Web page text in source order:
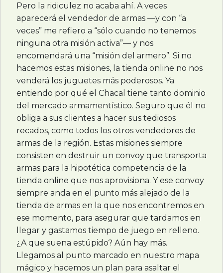
Pero la ridiculez no acaba ahí. A veces
aparecerá el vendedor de armas —y con “a
veces” me refiero a “sólo cuando no tenemos
ninguna otra misión activa”— y nos
encomendará una “misión del armero”. Si no
hacemos estas misiones, la tienda online no nos
venderá los juguetes más poderosos. Ya
entiendo por qué el Chacal tiene tanto dominio
del mercado armamentístico. Seguro que él no
obliga a sus clientes a hacer sus tediosos
recados, como todos los otros vendedores de
armas de la región. Estas misiones siempre
consisten en destruir un convoy que transporta
armas para la hipotética competencia de la
tienda online que nos aprovisiona. Y ese convoy
siempre anda en el punto más alejado de la
tienda de armas en la que nos encontremos en
ese momento, para asegurar que tardamos en
llegar y gastamos tiempo de juego en relleno.
¿A que suena estúpido? Aún hay más.
Llegamos al punto marcado en nuestro mapa
mágico y hacemos un plan para asaltar el